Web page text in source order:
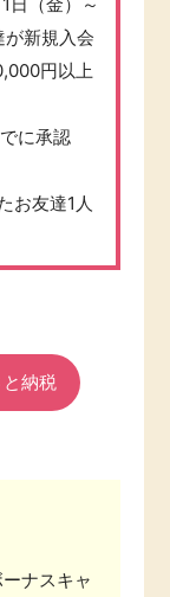
日（金）～
新規入会
円以上
に承認
お友達1人
と納税
ナスキャ